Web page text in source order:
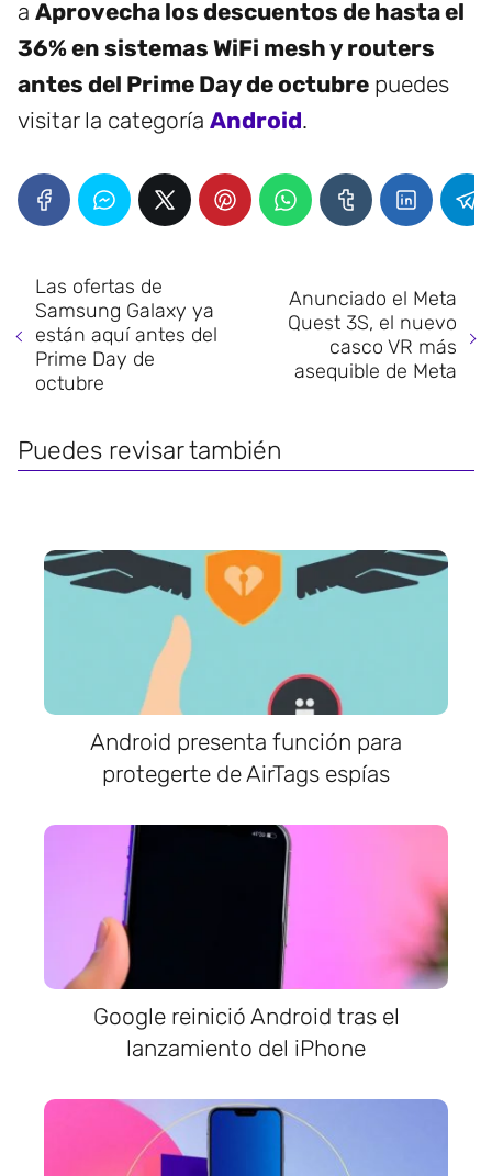
a Aprovecha los descuentos de hasta el
36% en sistemas WiFi mesh y routers
antes del Prime Day de octubre puedes
visitar la categoría Android.
Las ofertas de
Samsung Galaxy ya
están aquí antes del
Prime Day de
octubre
Anunciado el Meta
Quest 3S, el nuevo
casco VR más
asequible de Meta
Puedes revisar también
Android presenta función para
protegerte de AirTags espías
Google reinició Android tras el
lanzamiento del iPhone